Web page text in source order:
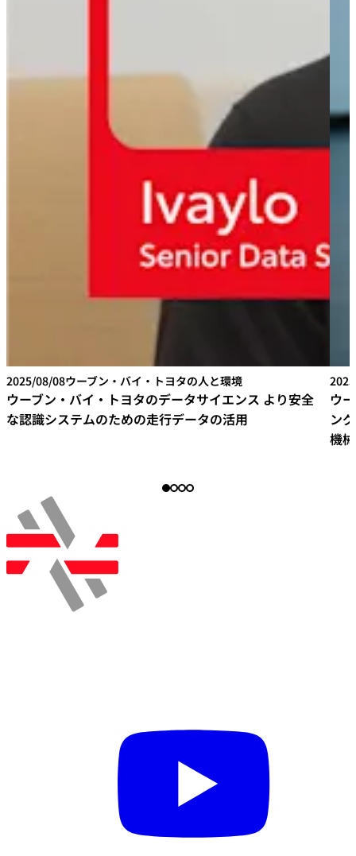
2025/08/08ウーブン・バイ・トヨタの人と環境
ウーブン・バイ・トヨタのデータサイエンス より安全
な認識システムのための走行データの活用
ウ
ン
機